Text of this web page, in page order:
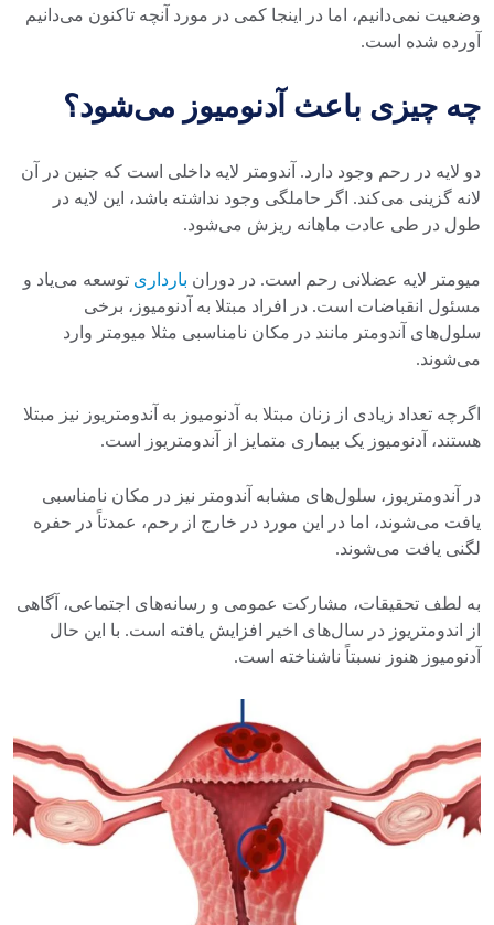
وضعیت نمی‌دانیم، اما در اینجا کمی در مورد آنچه تاکنون می‌دانیم
آورده شده است.
چه چیزی باعث آدنومیوز می‌شود؟
دو لایه در رحم وجود دارد. آندومتر لایه داخلی است که جنین در آن
لانه گزینی می‌کند. اگر حاملگی وجود نداشته باشد، این لایه در
طول در طی عادت ماهانه ریزش می‌شود.
میومتر لایه عضلانی رحم است. در دوران بارداری توسعه می‌یاد و
مسئول انقباضات است. در افراد مبتلا به آدنومیوز، برخی
سلول‌های آندومتر مانند در مکان نامناسبی مثلا میومتر وارد
می‌شوند.
اگرچه تعداد زیادی از زنان مبتلا به آدنومیوز به آندومتریوز نیز مبتلا
هستند، آدنومیوز یک بیماری متمایز از آندومتریوز است.
در آندومتریوز، سلول‌های مشابه آندومتر نیز در مکان نامناسبی
یافت می‌شوند، اما در این مورد در خارج از رحم، عمدتاً در حفره
لگنی یافت می‌شوند.
به لطف تحقیقات، مشارکت عمومی و رسانه‌های اجتماعی، آگاهی
از اندومتریوز در سال‌های اخیر افزایش یافته است. با این حال
آدنومیوز هنوز نسبتاً ناشناخته است.